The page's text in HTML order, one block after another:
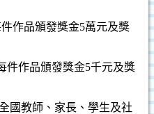
作品頒發獎金5萬元及獎
件作品頒發獎金5千元及獎
國教師、家長、學生及社